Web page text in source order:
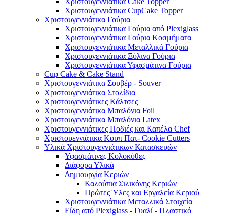
Χριστουγεννιάτικα CupCake Topper
Χριστουγεννιάτικα Γούρια
Χριστουγεννιάτικα Γούρια από Plexiglass
Χριστουγεννιάτικα Γούρια Κοσμήματα
Χριστουγεννιάτικα Μεταλλικά Γούρια
Χριστουγεννιάτικα Ξύλινα Γούρια
Χριστουγεννιάτικα Υφασμάτινα Γούρια
Cup Cake & Cake Stand
Χριστουγεννιάτικα Σουβέρ - Souver
Χριστουγεννιάτικα Στολίδια
Χριστουγεννιάτικες Κάλτσες
Χριστουγεννιάτικα Μπαλόνια Foil
Χριστουγεννιάτικα Μπαλόνια Latex
Χριστουγεννιάτικες Ποδιές και Καπέλα Chef
Χριστουεννιάτικα Κουπ Πατ- Cookie Cutters
Υλικά Χριστουγεννιάτικων Κατασκευών
Υφασμάτινες Κολοκύθες
Διάφορα Υλικά
Δημιουργία Κεριών
Καλούπια Σιλικόνης Κεριών
Πρώτες Ύλες και Εργαλεία Κεριού
Χριστουγεννιάτικα Μεταλλικά Στοιχεία
Είδη από Plexiglass - Γυαλί - Πλαστικό